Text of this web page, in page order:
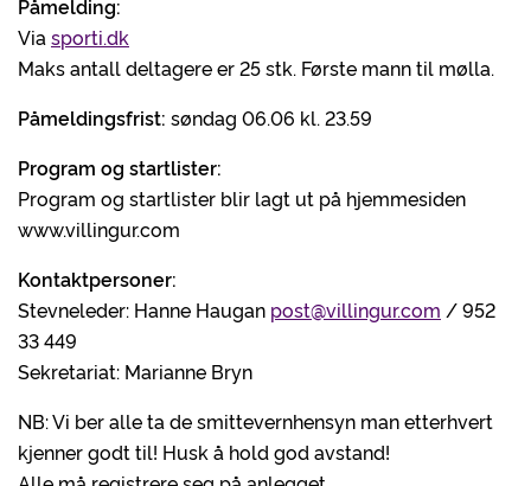
Påmelding:
Via sporti.dk
Maks antall deltagere er 25 stk. Første mann til mølla.
Påmeldingsfrist: søndag 06.06 kl. 23.59
Program og startlister:
Program og startlister blir lagt ut på hjemmesiden
www.villingur.com
Kontaktpersoner:
Stevneleder: Hanne Haugan post@villingur.com / 952
33 449
Sekretariat: Marianne Bryn
NB: Vi ber alle ta de smittevernhensyn man etterhvert
kjenner godt til! Husk å hold god avstand!